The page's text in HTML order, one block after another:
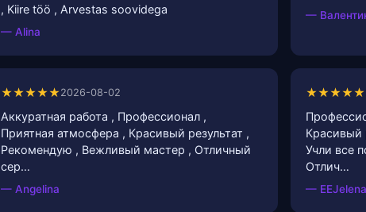
, Kiire töö , Arvestas soovidega
— Alina
—
★★★★★2026-08-02
Аккуратная работа , Профессионал ,
Приятная атмосфера , Красивый результат ,
Рекомендую , Вежливый мастер , Отличный
сер…
— Angelina
★★★★★
Красивый
Учли все
Отлич…
— EEJelena